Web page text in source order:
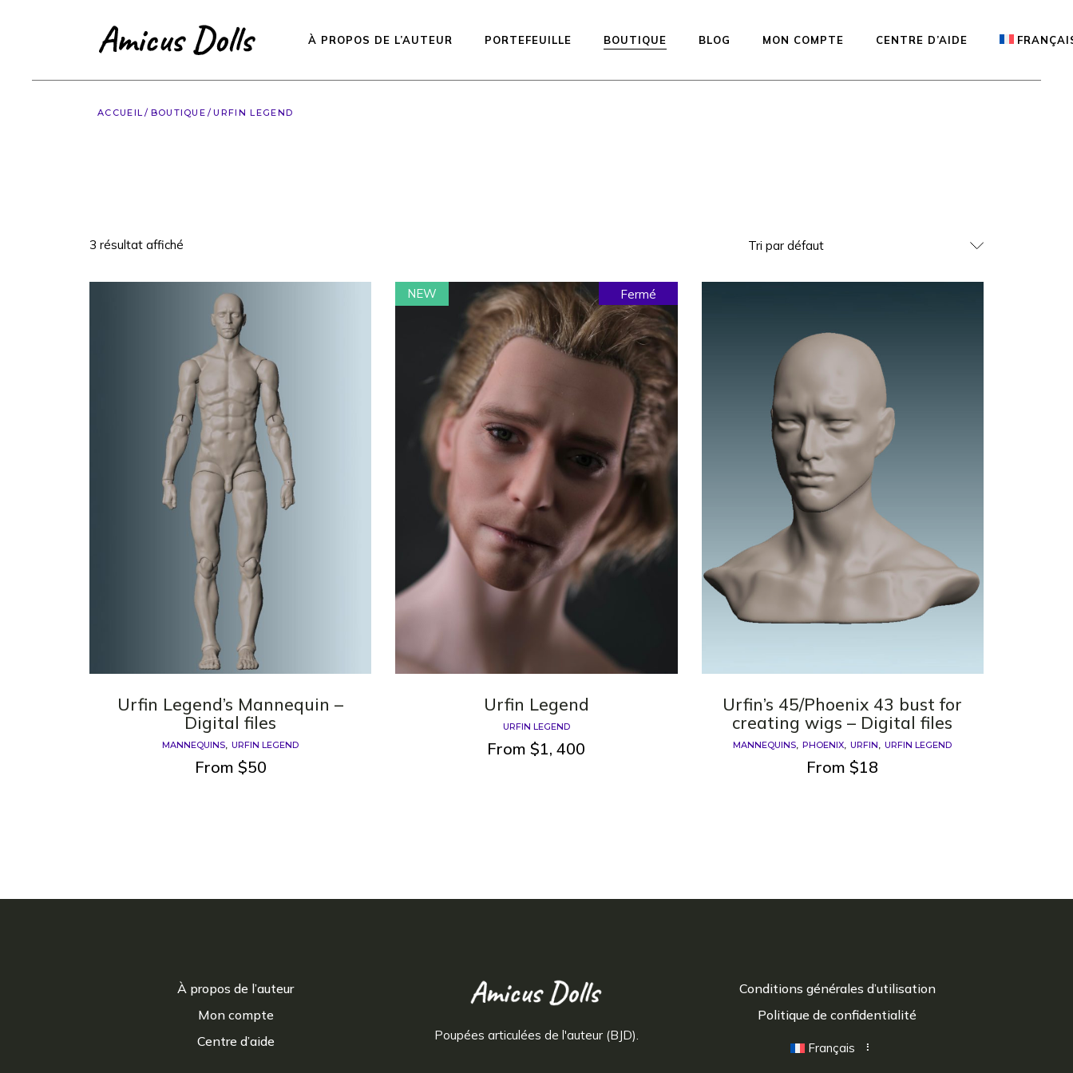
À PROPOS DE L’AUTEUR PORTEFEUILLE BOUTIQUE
Urfin Legend
Penelope
Muffin
Enchères
Accessoires 3D
Mannequins
Quantum
Dragons
Fullset
BLOG MON COMPTE CENTRE D’AIDE
ACCUEIL BOUTIQUE URFIN LEGEND
3 résultat affiché Tri par défaut
Urfin Legend’s Mannequin –
Digital files
MANNEQUINS URFIN LEGEND
From $50
Fermé
NEW
Urfin Legend
URFIN LEGEND
From$1, 400
Urfin’s 45/Phoenix 43 bust for
creating wigs – Digital files
MANNEQUINS PHOENIX URFIN URFIN LEGEND
From$18
À propos de l’auteur
Mon compte
Centre d’aide
Poupées articulées de l'auteur (BJD).
Conditions générales d’utilisation
Politique de confidentialité
Français